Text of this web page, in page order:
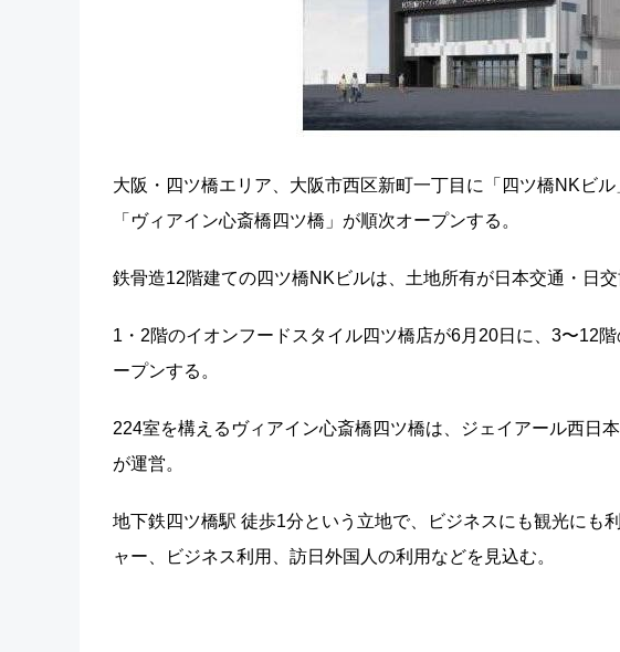
大阪・四ツ橋エリア、大阪市西区新町一丁目に「四ツ橋NKビ
「ヴィアイン心斎橋四ツ橋」が順次オープンする。
鉄骨造12階建ての四ツ橋NKビルは、土地所有が日本交通・日
1・2階のイオンフードスタイル四ツ橋店が6月20日に、3〜12
ープンする。
224室を構えるヴィアイン心斎橋四ツ橋は、ジェイアール西日
が運営。
地下鉄四ツ橋駅 徒歩1分という立地で、ビジネスにも観光にも
ャー、ビジネス利用、訪日外国人の利用などを見込む。